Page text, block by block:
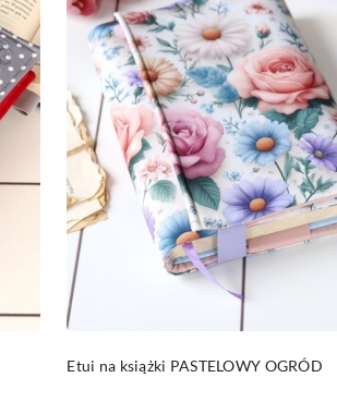
Etui na książki PASTELOWY OGRÓD